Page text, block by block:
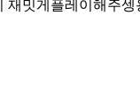
밋게플레이해주셍